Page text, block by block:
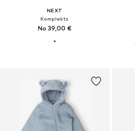
NEXT
Komplekts
No 39,00 €